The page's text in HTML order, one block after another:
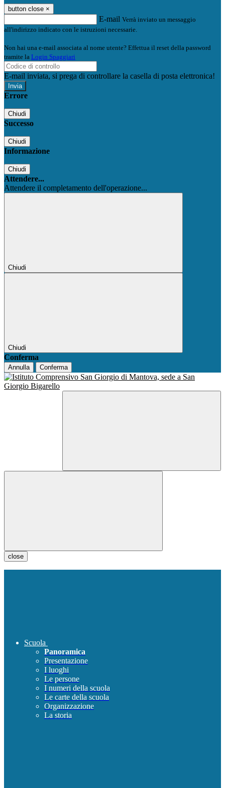
button close ×
E-mail Verrà inviato un messaggio
all'indirizzo indicato con le istruzioni necessarie.
Non hai una e-mail associata al nome utente? Effettua il reset della password
tramite la Login Spaggiari
E-mail inviata, si prega di controllare la casella di posta elettronica!
Errore
Chiudi
Successo
Chiudi
Informazione
Chiudi
Attendere...
Attendere il completamento dell'operazione...
Chiudi
Chiudi
Conferma
Annulla Conferma
close
Scuola
Panoramica
Presentazione
I luoghi
Le persone
I numeri della scuola
Le carte della scuola
Organizzazione
La storia